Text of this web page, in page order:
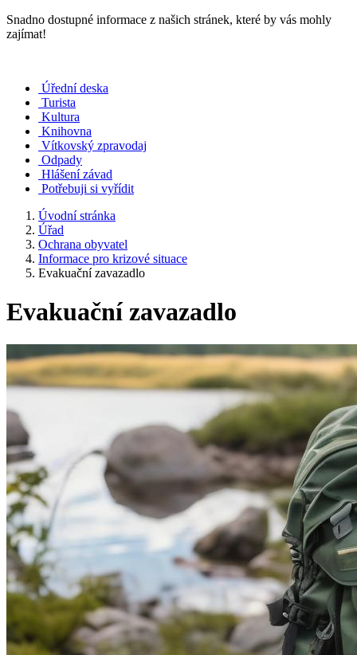
Snadno dostupné informace z našich stránek, které by vás mohly
zajímat!
Úřední deska
Turista
Kultura
Knihovna
Vítkovský zpravodaj
Odpady
Hlášení závad
Potřebuji si vyřídit
Úvodní stránka
Úřad
Ochrana obyvatel
Informace pro krizové situace
Evakuační zavazadlo
Evakuační zavazadlo